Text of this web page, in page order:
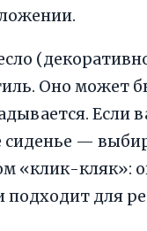
Оно может
Если
сиденье —
«клик-кляк»:
подходит для